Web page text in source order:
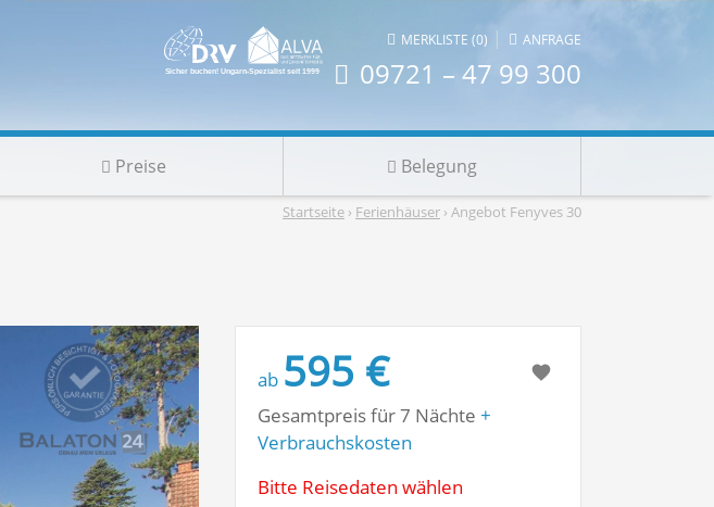
MERKLISTE (0) | ANFRAGE
09721 – 47 99 300
Preise Belegung
Startseite › Ferienhäuser › Angebot Fenyves 30
ab 595 €
Gesamtpreis für 7 Nächte +
Verbrauchskosten
Bitte Reisedaten wählen